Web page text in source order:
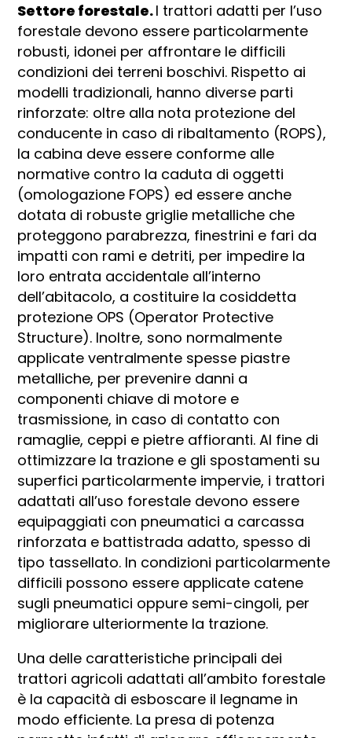
Settore forestale.I trattori adatti per l’uso
forestale devono essere particolarmente
robusti, idonei per affrontare le difficili
condizioni dei terreni boschivi. Rispetto ai
modelli tradizionali, hanno diverse parti
rinforzate: oltre alla nota protezione del
conducente in caso di ribaltamento (ROPS),
la cabina deve essere conforme alle
normative contro la caduta di oggetti
(omologazione FOPS) ed essere anche
dotata di robuste griglie metalliche che
proteggono parabrezza, finestrini e fari da
impatti con rami e detriti, per impedire la
loro entrata accidentale all’interno
dell’abitacolo, a costituire la cosiddetta
protezione OPS (Operator Protective
Structure). Inoltre, sono normalmente
applicate ventralmente spesse piastre
metalliche, per prevenire danni a
componenti chiave di motore e
trasmissione, in caso di contatto con
ramaglie, ceppi e pietre affioranti. Al fine di
ottimizzare la trazione e gli spostamenti su
superfici particolarmente impervie, i trattori
adattati all’uso forestale devono essere
equipaggiati con pneumatici a carcassa
rinforzata e battistrada adatto, spesso di
tipo tassellato. In condizioni particolarmente
difficili possono essere applicate catene
sugli pneumatici oppure semi-cingoli, per
migliorare ulteriormente la trazione.
Una delle caratteristiche principali dei
trattori agricoli adattati all’ambito forestale
è la capacità di esboscare il legname in
modo efficiente. La presa di potenza